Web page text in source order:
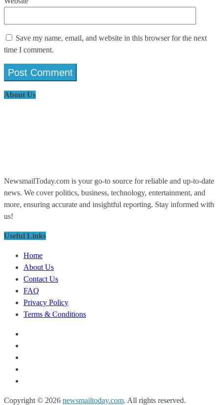
Save my name, email, and website in this browser for the next
time I comment.
About Us
NewsmailToday.com is your go-to source for reliable and up-to-date
news. We cover politics, business, technology, entertainment, and
more, ensuring accurate and insightful reporting. Stay informed with
us!
Useful Links
Home
About Us
Contact Us
FAQ
Privacy Policy
Terms & Conditions
Copyright © 2026 newsmailtoday.com. All rights reserved.